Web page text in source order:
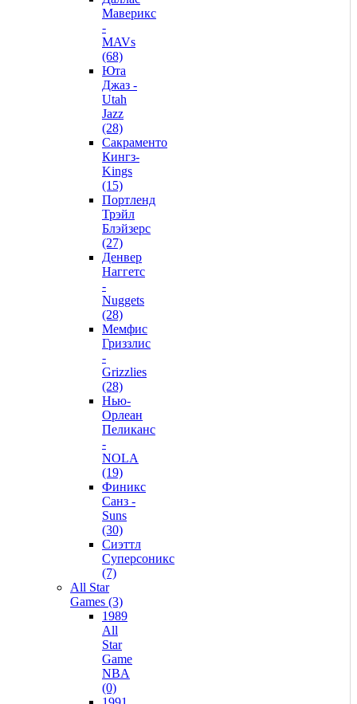
Маверикс
-
MAVs
(68)
Юта
Джаз -
Utah
Jazz
(28)
Сакраменто
Кингз-
Kings
(15)
Портленд
Трэйл
Блэйзерс
(27)
Денвер
Наггетс
-
Nuggets
(28)
Мемфис
Гриззлис
-
Grizzlies
(28)
Нью-
Орлеан
Пеликанс
-
NOLA
(19)
Финикс
Санз -
Suns
(30)
Сиэттл
Суперсоникс
(7)
All Star
Games (3)
1989
All
Star
Game
NBA
(0)